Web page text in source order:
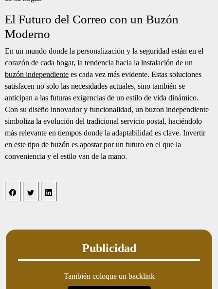
El Futuro del Correo con un Buzón
Moderno
En un mundo donde la personalización y la seguridad están en el
corazón de cada hogar, la tendencia hacia la instalación de un
buzón independiente es cada vez más evidente. Estas soluciones
satisfacen no solo las necesidades actuales, sino también se
anticipan a las futuras exigencias de un estilo de vida dinámico.
Con su diseño innovador y funcionalidad, un buzon independiente
simboliza la evolución del tradicional servicio postal, haciéndolo
más relevante en tiempos donde la adaptabilidad es clave. Invertir
en este tipo de buzón es apostar por un futuro en el que la
conveniencia y el estilo van de la mano.
Publicidad
También coloque un backlink